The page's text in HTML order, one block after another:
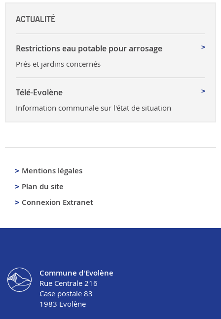
ACTUALITÉ
Restrictions eau potable pour arrosage
Prés et jardins concernés
Télé-Evolène
Information communale sur l'état de situation
Mentions légales
Plan du site
Connexion Extranet
Commune d'Evolène
Rue Centrale 216
Case postale 83
1983 Evolène